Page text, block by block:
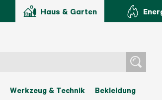
Haus & Garten
Werkzeug & Technik Bekleidung